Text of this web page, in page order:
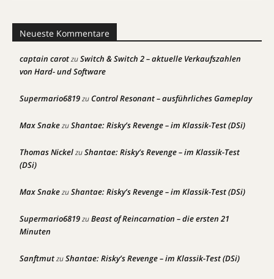
Neueste Kommentare
captain carotzuSwitch & Switch 2 – aktuelle Verkaufszahlen
von Hard- und Software
Supermario6819zuControl Resonant – ausführliches Gameplay
Max SnakezuShantae: Risky’s Revenge – im Klassik-Test (DSi)
Thomas NickelzuShantae: Risky’s Revenge – im Klassik-Test
(DSi)
Max SnakezuShantae: Risky’s Revenge – im Klassik-Test (DSi)
Supermario6819zuBeast of Reincarnation – die ersten 21
Minuten
SanftmutzuShantae: Risky’s Revenge – im Klassik-Test (DSi)